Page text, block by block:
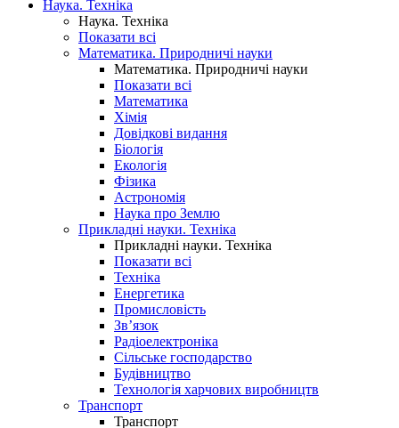
Наука. Техніка
Наука. Техніка
Показати всі
Математика. Природничі науки
Математика. Природничі науки
Показати всі
Математика
Хімія
Довідкові видання
Біологія
Екологія
Фізика
Астрономія
Наука про Землю
Прикладні науки. Техніка
Прикладні науки. Техніка
Показати всі
Техніка
Енергетика
Промисловість
Зв’язок
Радіоелектроніка
Сільське господарство
Будівництво
Технологія харчових виробництв
Транспорт
Транспорт